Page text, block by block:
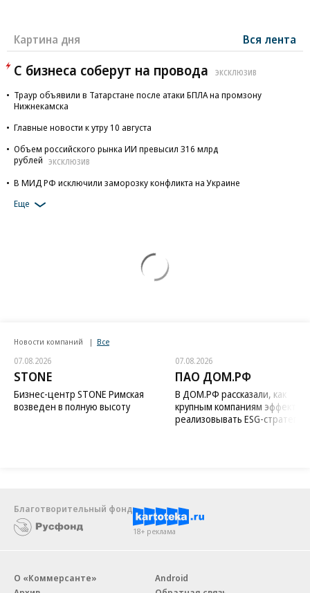
Картина дня Вся лента
С бизнеса соберут на провода ЭКСКЛЮЗИВ
Траур объявили в Татарстане после атаки БПЛА на промзону
Нижнекамска
Главные новости к утру 10 августа
Объем российского рынка ИИ превысил 316 млрд
рублей
ЭКСКЛЮЗИВ
В МИД РФ исключили заморозку конфликта на Украине
Еще
Новости компаний Все
07.08.2026
STONE
Бизнес-центр STONE Римская
возведен в полную высоту
07.08.2026
ПАО ДОМ.РФ
В ДОМ.РФ рассказали, как
крупным компаниям
реализовывать ESG-стратегию
Благотворительный фонд
18+ реклама
О «Коммерсанте»
Android